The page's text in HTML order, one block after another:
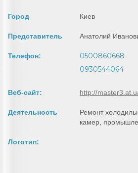
Город Киев
Представитель Анатолий
Телефон:
0500860668
0930544064
Веб-сайт: http://
Деятельность
Ремонт
камер,
Логотип: